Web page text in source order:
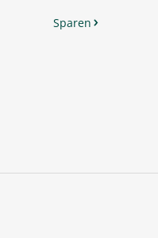
Sparen